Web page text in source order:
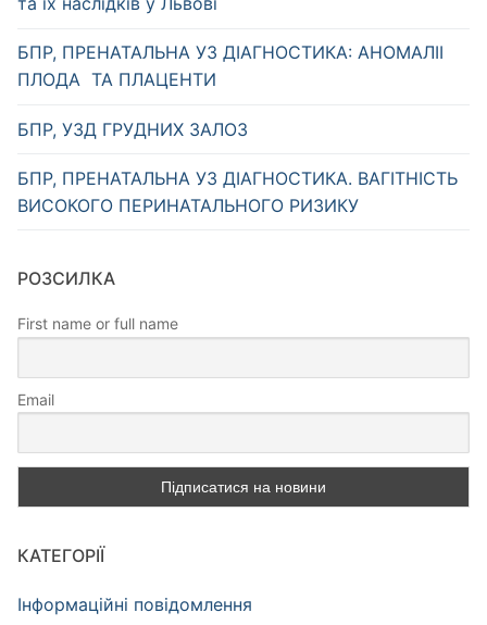
БПР, ПРЕНАТАЛЬНА УЗ ДІАГНОСТИКА: АНОМАЛІІ
ПЛОДА ТА ПЛАЦЕНТИ
БПР, УЗД ГРУДНИХ ЗАЛОЗ
БПР, ПРЕНАТАЛЬНА УЗ ДІАГНОСТИКА. ВАГІТНІСТЬ
ВИСОКОГО ПЕРИНАТАЛЬНОГО РИЗИКУ
РОЗСИЛКА
First name or full name
Email
КАТЕГОРІЇ
Інформаційні повідомлення